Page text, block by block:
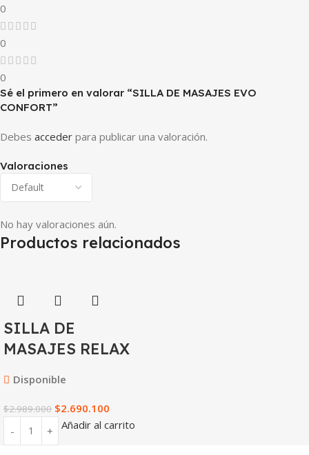
0
0
0
Valoraciones
No hay valoraciones aún.
Sé el primero en valorar “SILLA DE MASAJES EVO
CONFORT”
Debes acceder para publicar una valoración.
Productos relacionados
SILLA DE
MASAJES RELAX
Disponible
$2.989.000 $2.690.100
Añadir al carrito